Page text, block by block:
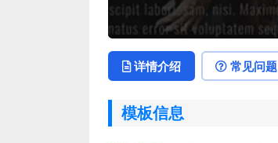
详情介绍 常见问题
模板信息